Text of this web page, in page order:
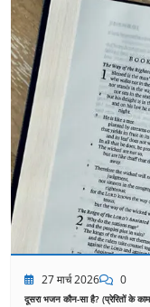
27 मार्च 2026 0
दूसरा भजन कौन-सा है? (प्रेरितों के